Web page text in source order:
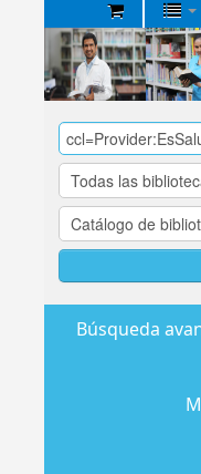
Biblioteca
Central
EsSalud
Búsqueda